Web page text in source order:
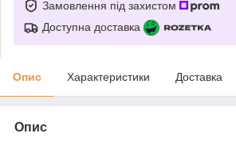
Замовлення під захистом
Доступна доставка
Опис Характеристики Доставка
Опис